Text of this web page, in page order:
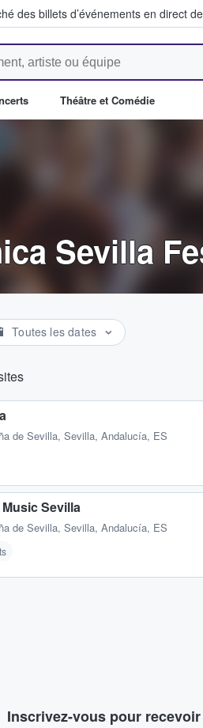
des billets d’événements en direct
fans achètent et
Théâtre et Comédie
Sevilla
Toutes les dates
de Sevilla, Sevilla, Andalucía, ES
Sevilla
de Sevilla, Sevilla, Andalucía, ES
Inscrivez-vous pour